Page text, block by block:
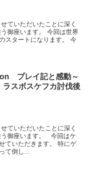
ていただいたことに深く
御座います。 今回は世界
スタートになります。 今
プレイ記と感動～
スボスケフカ討伐後
ていただいたことに深く
う御座います。 今回はケ
ていただきます。 特にゲ
て倒し...